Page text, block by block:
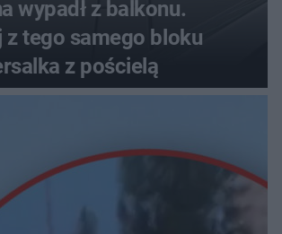
wypadł z balkonu.
z tego samego bloku
z pościelą